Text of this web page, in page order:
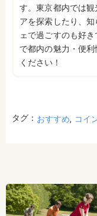
す。東京都内では
アを探索したり、
ェで過ごすのも好
で都内の魅力・便
ください！
タグ： おすすめ コイ